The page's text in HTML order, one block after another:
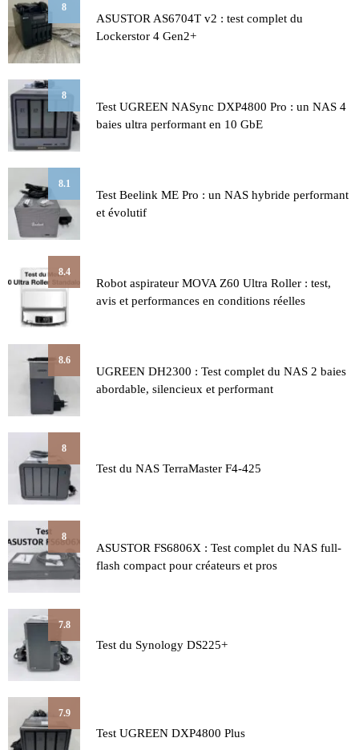
8
ASUSTOR AS6704T v2 : test complet du
Lockerstor 4 Gen2+
8
Test UGREEN NASync DXP4800 Pro : un NAS 4
baies ultra performant en 10 GbE
8.1
Test Beelink ME Pro : un NAS hybride performant
et évolutif
8.4
Robot aspirateur MOVA Z60 Ultra Roller : test,
avis et performances en conditions réelles
8.6
UGREEN DH2300 : Test complet du NAS 2 baies
abordable, silencieux et performant
8
Test du NAS TerraMaster F4-425
8
ASUSTOR FS6806X : Test complet du NAS full-
flash compact pour créateurs et pros
7.8
Test du Synology DS225+
7.9
Test UGREEN DXP4800 Plus